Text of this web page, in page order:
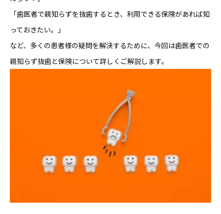
「歯医者で親知らずを抜歯するとき、利用できる保険があれば知
っておきたい。」
など、多くの患者様の疑問を解決するために、今回は歯医者での
親知らず抜歯と保険について詳しくご解説します。